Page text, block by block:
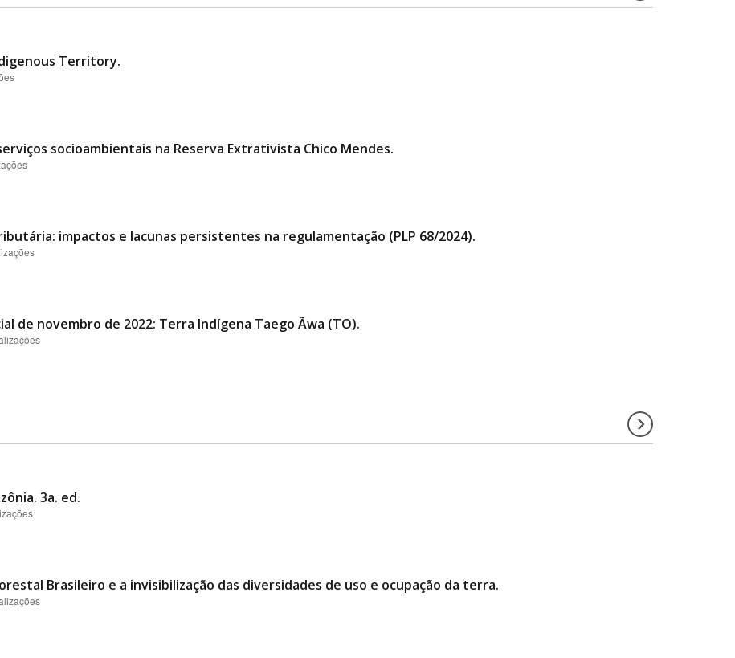
Territory.
socioambientais na Reserva Extrativista Chico Mendes.
impactos e lacunas persistentes na regulamentação (PLP 68/2024).
de novembro de 2022: Terra Indígena Taego Ãwa (TO).
3a. ed.
Brasileiro e a invisibilização das diversidades de uso e ocupação da terra.